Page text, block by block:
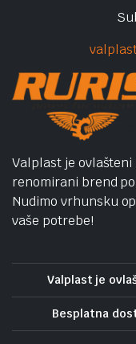
Valplast je
renomirani brend
Nudimo vrhunsku
vaše potrebe!
Valplast je
Besplatna